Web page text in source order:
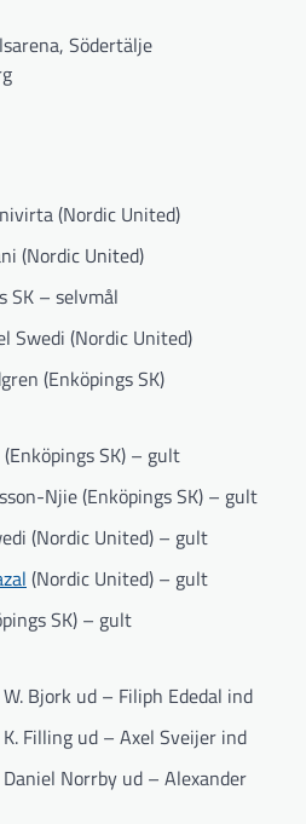
Södertälje
(Nordic United)
(Nordic United)
SK – selvmål
Swedi (Nordic United)
(Enköpings SK)
SK) – gult
Njie (Enköpings SK) – gult
(Nordic United) – gult
(Nordic United) – gult
SK) – gult
W. Bjork ud – Filiph Ededal ind
K. Filling ud – Axel Sveijer ind
Daniel Norrby ud – Alexander